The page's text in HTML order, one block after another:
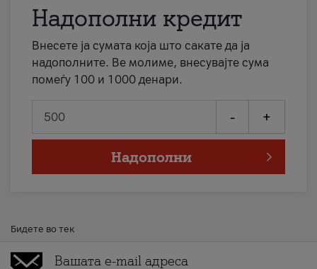
Надополни кредит
Внесете ја сумата која што сакате да ја
надополните. Ве молиме, внесувајте сума
помеѓу 100 и 1000 денари.
- +
Надополни
Бидете во тек